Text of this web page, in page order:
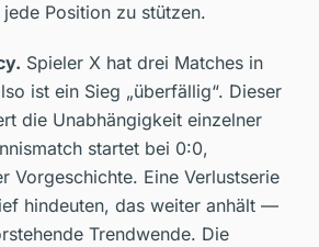
Position zu stützen.
Spieler X hat drei Matches in
ist ein Sieg „überfällig“. Dieser
die Unabhängigkeit einzelner
startet bei 0:0,
Vorgeschichte. Eine Verlustserie
hindeuten, das weiter anhält —
Trendwende. Die